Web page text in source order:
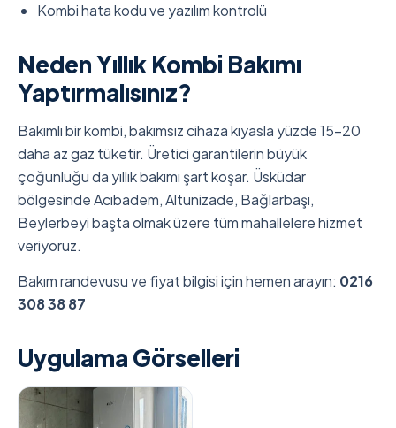
Kombi hata kodu ve yazılım kontrolü
Neden Yıllık Kombi Bakımı
Yaptırmalısınız?
Bakımlı bir kombi, bakımsız cihaza kıyasla yüzde 15-20
daha az gaz tüketir. Üretici garantilerin büyük
çoğunluğu da yıllık bakımı şart koşar. Üsküdar
bölgesinde Acıbadem, Altunizade, Bağlarbaşı,
Beylerbeyi başta olmak üzere tüm mahallelere hizmet
veriyoruz.
Bakım randevusu ve fiyat bilgisi için hemen arayın: 0216
308 38 87
Uygulama Görselleri